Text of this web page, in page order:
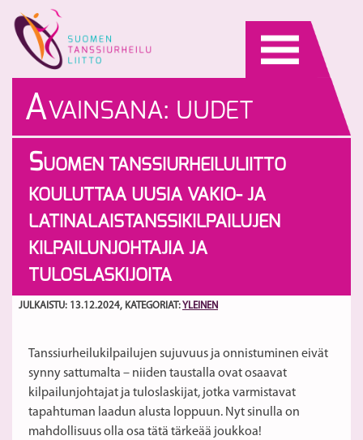
content
AVAINSANA: UUDET
KILPAILUNJOHTAJAT
SUOMEN TANSSIURHEILULIITTO
KOULUTTAA UUSIA VAKIO- JA
LATINALAISTANSSIKILPAILUJEN
KILPAILUNJOHTAJIA JA
TULOSLASKIJOITA
JULKAISTU: 13.12.2024, KATEGORIAT: YLEINEN
Tanssiurheilukilpailujen sujuvuus ja onnistuminen eivät
synny sattumalta – niiden taustalla ovat osaavat
kilpailunjohtajat ja tuloslaskijat, jotka varmistavat
tapahtuman laadun alusta loppuun. Nyt sinulla on
mahdollisuus olla osa tätä tärkeää joukkoa!